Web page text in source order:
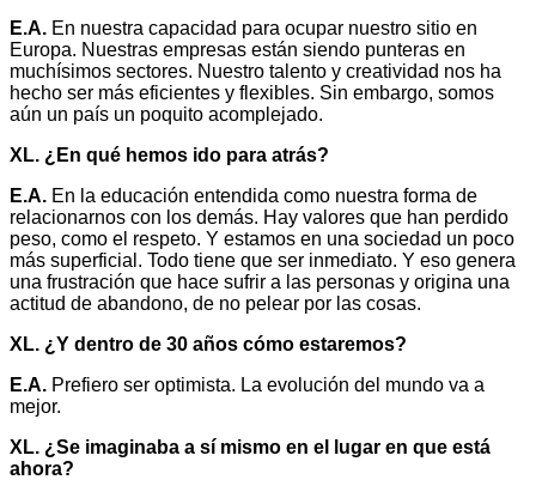
E.A. En nuestra capacidad para ocupar nuestro sitio en
Europa. Nuestras empresas están siendo punteras en
muchísimos sectores. Nuestro talento y creatividad nos ha
hecho ser más eficientes y flexibles. Sin embargo, somos
aún un país un poquito acomplejado.
XL. ¿En qué hemos ido para atrás?
E.A. En la educación entendida como nuestra forma de
relacionarnos con los demás. Hay valores que han perdido
peso, como el respeto. Y estamos en una sociedad un poco
más superficial. Todo tiene que ser inmediato. Y eso genera
una frustración que hace sufrir a las personas y origina una
actitud de abandono, de no pelear por las cosas.
XL. ¿Y dentro de 30 años cómo estaremos?
E.A. Prefiero ser optimista. La evolución del mundo va a
mejor.
XL. ¿Se imaginaba a sí mismo en el lugar en que está
ahora?